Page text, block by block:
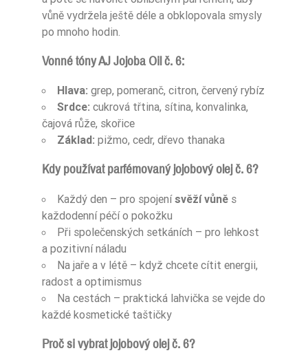
vůně vydržela ještě déle a obklopovala smysly
po mnoho hodin.
Vonné tóny AJ Jojoba Oil č. 6:
Hlava: grep, pomeranč, citron, červený rybíz
Srdce: cukrová třtina, sítina, konvalinka,
čajová růže, skořice
Základ: pižmo, cedr, dřevo thanaka
Kdy používat parfémovaný jojobový olej č. 6?
Každý den – pro spojenísvěží vůně s
každodenní péčí o pokožku
Při společenských setkáních – pro lehkost
a pozitivní náladu
Na jaře a v létě – když chcete cítit energii,
radost a optimismus
Na cestách – praktická lahvička se vejde do
každé kosmetické taštičky
Proč si vybrat jojobový olej č. 6?